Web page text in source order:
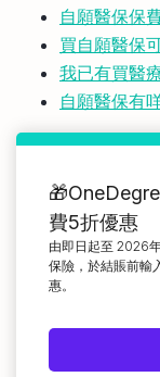
自願醫保保
買自願醫保
我已有買醫
自願醫保有
費5折優惠
由即日起至 2026
保險，於結賬前輸
惠。